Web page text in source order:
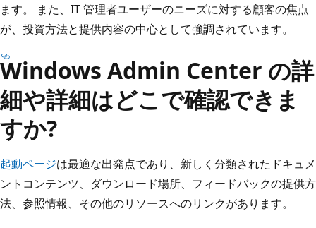
ます。 また、IT 管理者ユーザーのニーズに対する顧客の焦点
が、投資方法と提供内容の中心として強調されています。
Windows Admin Center の詳
細や詳細はどこで確認できま
すか?
起動ページは最適な出発点であり、新しく分類されたドキュメ
ントコンテンツ、ダウンロード場所、フィードバックの提供方
法、参照情報、その他のリソースへのリンクがあります。